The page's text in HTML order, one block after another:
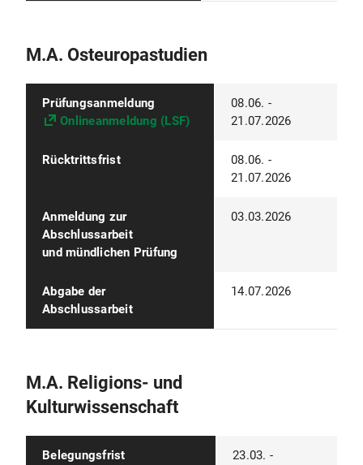
M.A. Osteuropastudien
Prüfungsanmeldung
Onlineanmeldung (LSF)
08.06. -
21.07.2026
Rücktrittsfrist
08.06. -
21.07.2026
Anmeldung zur
Abschlussarbeit
und mündlichen Prüfung
03.03.2026
Abgabe der
Abschlussarbeit
14.07.2026
M.A. Religions- und
Kulturwissenschaft
Belegungsfrist
23.03. -